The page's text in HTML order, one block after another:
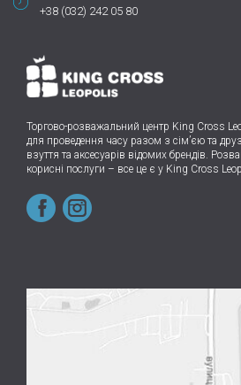
+38 (032) 242 05 80
Торгово-розважальний центр King Cross
для проведення часу разом з сім’єю та
взуття та аксесуарів відомих брендів.
корисні послуги – все це є у King Cross